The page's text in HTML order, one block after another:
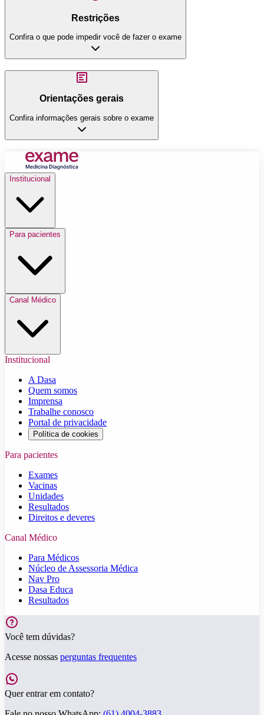
Restrições
Confira o que pode impedir você de fazer o exame
Orientações gerais
Confira informações gerais sobre o exame
Institucional
Para pacientes
Canal Médico
Institucional
A Dasa
Quem somos
Imprensa
Trabalhe conosco
Portal de privacidade
Política de cookies
Para pacientes
Exames
Vacinas
Unidades
Resultados
Direitos e deveres
Canal Médico
Para Médicos
Núcleo de Assessoria Médica
Nav Pro
Dasa Educa
Resultados
Você tem dúvidas?
Acesse nossas perguntas frequentes
Quer entrar em contato?